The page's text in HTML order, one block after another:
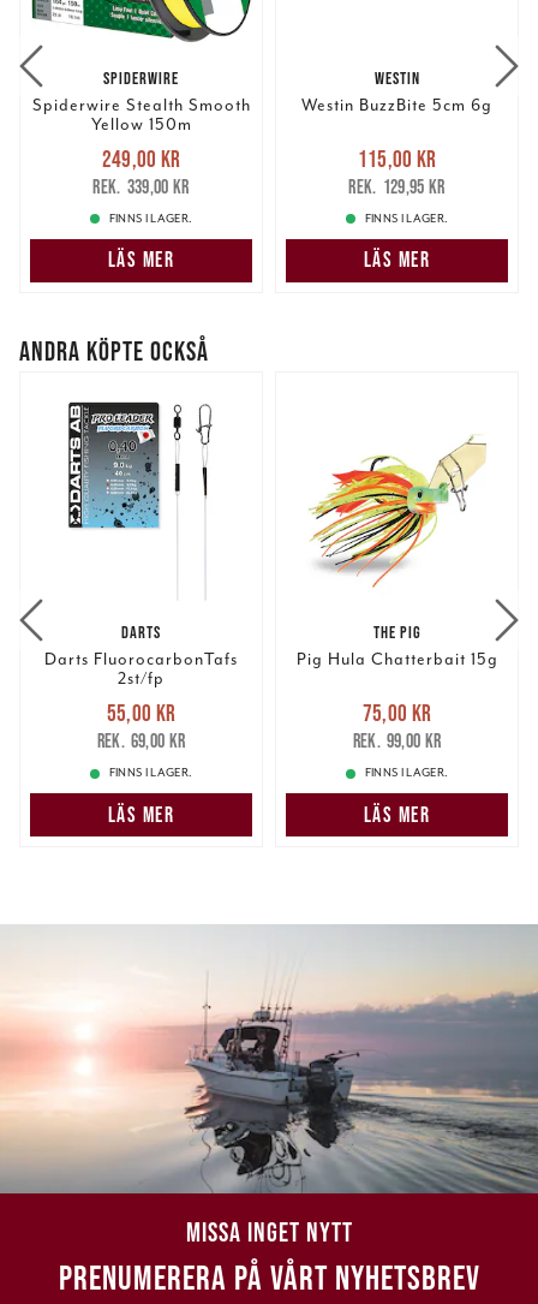
SPIDERWIRE
Spiderwire Stealth Smooth
Yellow 150m
Nuvarande pris
249,00 krTidigare pris
339,00 kr
249,00 kr
339,00 kr
FINNS I LAGER.
LÄS MER
WESTIN
Westin BuzzBite 5cm 6g
Nuvarande pris
115,00 krTidigare pris
129,95 kr
115,00 kr
129,95 kr
FINNS I LAGER.
LÄS MER
ANDRA KÖPTE OCKSÅ
DARTS
Darts FluorocarbonTafs
2st/fp
Nuvarande pris
55,00 krTidigare pris
69,00 kr
55,00 kr
69,00 kr
FINNS I LAGER.
LÄS MER
THE PIG
Pig Hula Chatterbait 15g
Nuvarande pris
75,00 krTidigare pris
99,00 kr
75,00 kr
99,00 kr
FINNS I LAGER.
LÄS MER
MISSA INGET NYTT
PRENUMERERA PÅ VÅRT NYHETSBREV